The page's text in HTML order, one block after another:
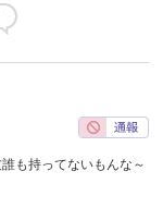
も持ってないもんな～